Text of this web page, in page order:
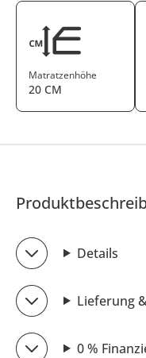
Matratzenhöhe
20 CM
Details
Lieferung
0 %